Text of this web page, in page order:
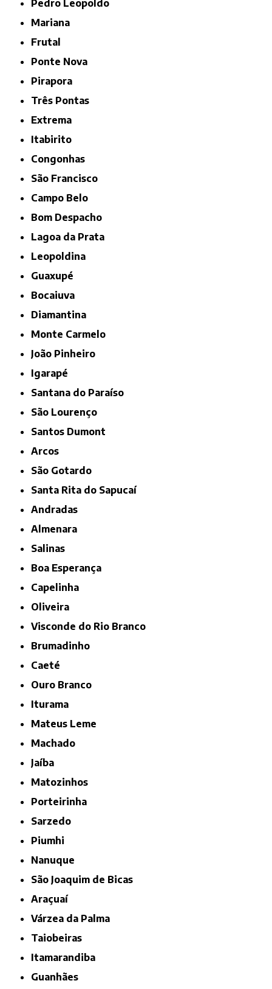
Pedro Leopoldo
Mariana
Frutal
Ponte Nova
Pirapora
Três Pontas
Extrema
Itabirito
Congonhas
São Francisco
Campo Belo
Bom Despacho
Lagoa da Prata
Leopoldina
Guaxupé
Bocaiuva
Diamantina
Monte Carmelo
João Pinheiro
Igarapé
Santana do Paraíso
São Lourenço
Santos Dumont
Arcos
São Gotardo
Santa Rita do Sapucaí
Andradas
Almenara
Salinas
Boa Esperança
Capelinha
Oliveira
Visconde do Rio Branco
Brumadinho
Caeté
Ouro Branco
Iturama
Mateus Leme
Machado
Jaíba
Matozinhos
Porteirinha
Sarzedo
Piumhi
Nanuque
São Joaquim de Bicas
Araçuaí
Várzea da Palma
Taiobeiras
Itamarandiba
Guanhães